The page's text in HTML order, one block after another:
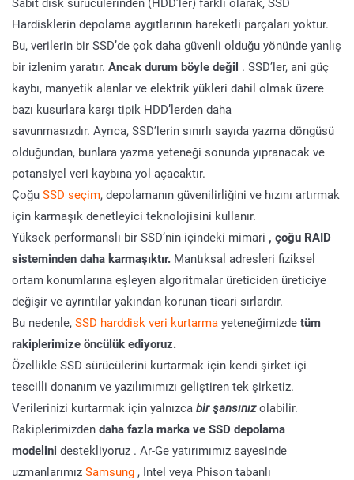
Hardisklerin depolama aygıtlarının hareketli parçaları yoktur.
Bu, verilerin bir SSD’de çok daha güvenli olduğu yönünde yanlış
bir izlenim yaratır. Ancak durum böyle değil . SSD’ler, ani güç
kaybı, manyetik alanlar ve elektrik yükleri dahil olmak üzere
bazı kusurlara karşı tipik HDD’lerden daha
savunmasızdır. Ayrıca, SSD’lerin sınırlı sayıda yazma döngüsü
olduğundan, bunlara yazma yeteneği sonunda yıpranacak ve
potansiyel veri kaybına yol açacaktır.
Çoğu SSD seçim, depolamanın güvenilirliğini ve hızını artırmak
için karmaşık denetleyici teknolojisini kullanır.
Yüksek performanslı bir SSD’nin içindeki mimari , çoğu RAID
sisteminden daha karmaşıktır. Mantıksal adresleri fiziksel
ortam konumlarına eşleyen algoritmalar üreticiden üreticiye
değişir ve ayrıntılar yakından korunan ticari sırlardır.
Bu nedenle, SSD harddisk veri kurtarma yeteneğimizde tüm
rakiplerimize öncülük ediyoruz.
Özellikle SSD sürücülerini kurtarmak için kendi şirket içi
tescilli donanım ve yazılımımızı geliştiren tek şirketiz.
Verilerinizi kurtarmak için yalnızca bir şansınızolabilir.
Rakiplerimizden daha fazla marka ve SSD depolama
modelini destekliyoruz . Ar-Ge yatırımımız sayesinde
uzmanlarımız Samsung , Intel veya Phison tabanlı